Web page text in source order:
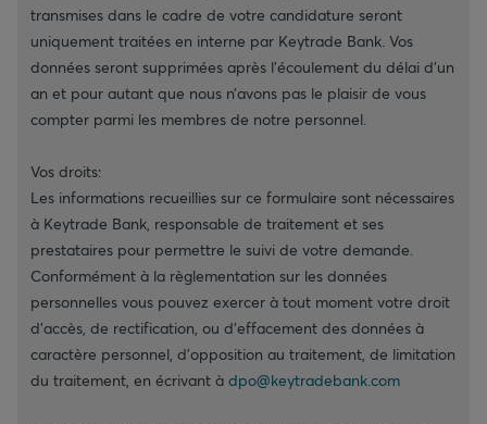
transmises dans le cadre de votre candidature seront
uniquement traitées en interne par Keytrade Bank. Vos
données seront supprimées après l’écoulement du délai d’un
an et pour autant que nous n’avons pas le plaisir de vous
compter parmi les membres de notre personnel.
Vos droits:
Les informations recueillies sur ce formulaire sont nécessaires
à Keytrade Bank, responsable de traitement et ses
prestataires pour permettre le suivi de votre demande.
Conformément à la règlementation sur les données
personnelles vous pouvez exercer à tout moment votre droit
d'accès, de rectification, ou d’effacement des données à
caractère personnel, d'opposition au traitement, de limitation
du traitement, en écrivant à dpo@keytradebank.com